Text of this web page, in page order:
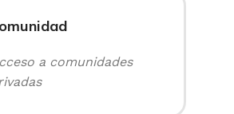
a comunidades